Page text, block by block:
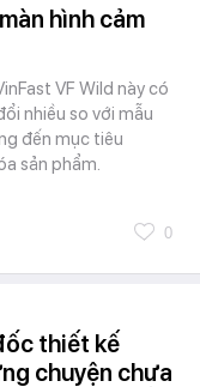
hình cảm
VF Wild này có
nhiều so với mẫu
đến mục tiêu
sản phẩm.
0
thiết kế
chuyện chưa